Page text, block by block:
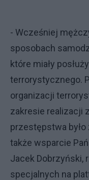
- Wcześniej
sposobach
które miały
terrorystycznego.
organizacji
zakresie realizacji
przestępstwa
także wsparcie
Jacek Dobrzyński,
specjalnych na